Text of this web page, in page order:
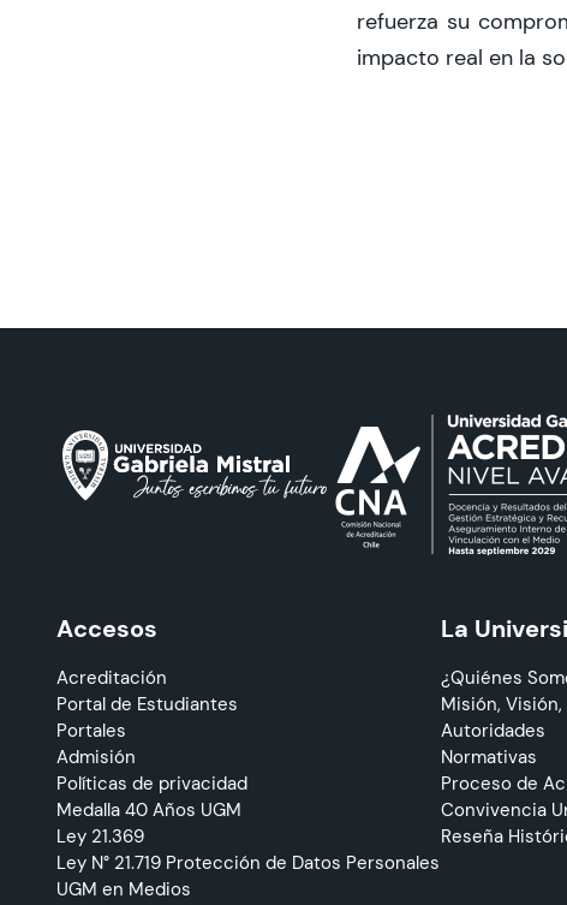
refuerza su
impacto real en la
Accesos
Acreditación
Portal de Estudiantes
Portales
Admisión
Políticas de privacidad
Medalla 40 Años UGM
Ley 21.369
Ley N° 21.719 Protección de Datos Personales
UGM en Medios
La
¿Quiénes
Misión, Visión,
Autoridades
Normativas
Proceso de
Convivencia
Reseña